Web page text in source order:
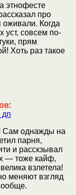
этнофесте
про
оживали. Когда
уст, совсем по-
прям
Хоть раз такое
:
дп
Сам однажды на
парня,
и расскзывал
— тоже кайф,
взлетела!
меняют взгляд